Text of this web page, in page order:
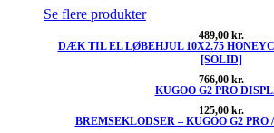
Se flere produkter
489,00 kr.
DÆK TIL EL LØBEHJUL 10X2.75
[SOLID]
766,00 kr.
KUGOO G2 PRO
125,00 kr.
BREMSEKLODSER – KUGOO G2